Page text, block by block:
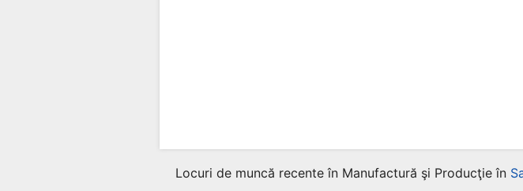
Locuri de muncă recente în Manufactură şi Producţie în